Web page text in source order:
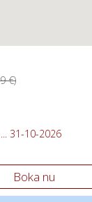
€)
31-10-2026
Boka nu